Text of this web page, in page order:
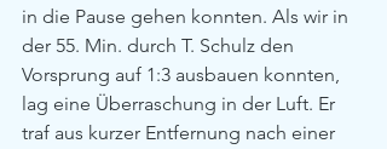
in die Pause gehen konnten. Als wir in
der 55. Min. durch T. Schulz den
Vorsprung auf 1:3 ausbauen konnten,
lag eine Überraschung in der Luft. Er
traf aus kurzer Entfernung nach einer